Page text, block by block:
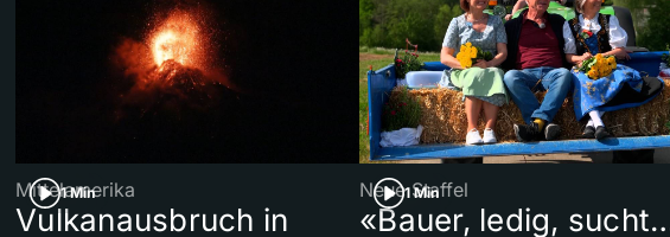
1 Min
Mittelamerika
Vulkanausbruch in
1 Min
Neue Staffel
«Bauer, ledig,